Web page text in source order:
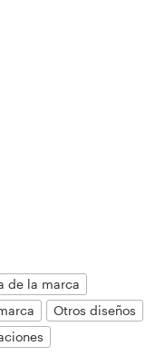
de la marca
Otros diseños